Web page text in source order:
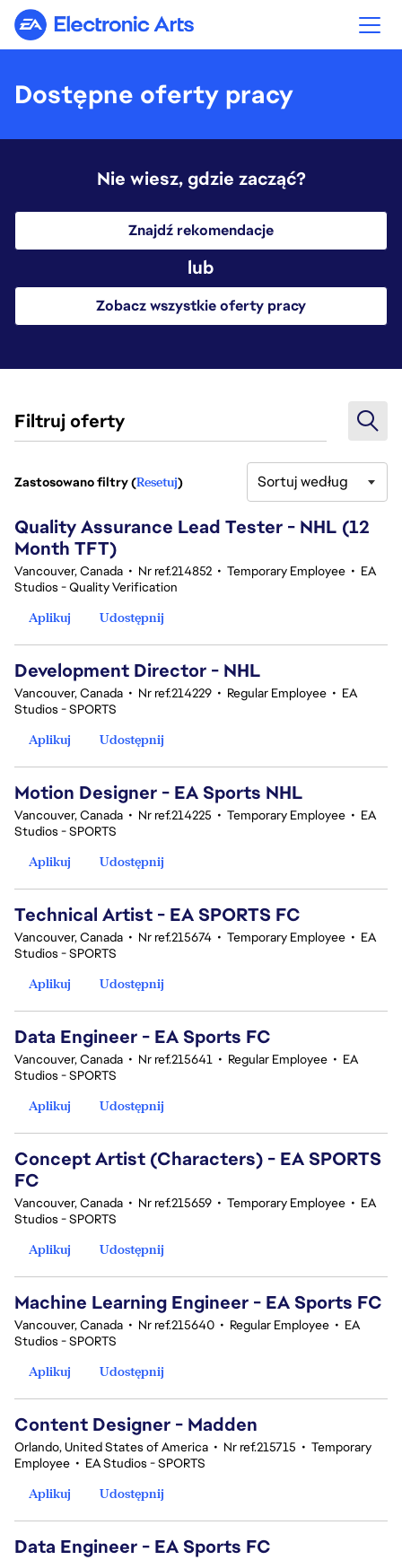
Electronic Arts
Dostępne oferty pracy
Nie wiesz, gdzie zacząć?
Znajdź rekomendacje
lub
Zobacz wszystkie oferty pracy
Filtruj oferty
1-20 z 25 Brak wyników
Zastosowano filtry (Resetuj) Sortuj według
Quality Assurance Lead Tester - NHL (12
Month TFT)
Vancouver, Canada • Nr ref.214852 • Temporary Employee • EA
Studios - Quality Verification
Aplikuj
Udostępnij
Development Director - NHL
Vancouver, Canada • Nr ref.214229 • Regular Employee • EA
Studios - SPORTS
Aplikuj
Udostępnij
Motion Designer - EA Sports NHL
Vancouver, Canada • Nr ref.214225 • Temporary Employee • EA
Studios - SPORTS
Aplikuj
Udostępnij
Technical Artist - EA SPORTS FC
Vancouver, Canada • Nr ref.215674 • Temporary Employee • EA
Studios - SPORTS
Aplikuj
Udostępnij
Data Engineer - EA Sports FC
Vancouver, Canada • Nr ref.215641 • Regular Employee • EA
Studios - SPORTS
Aplikuj
Udostępnij
Concept Artist (Characters) - EA SPORTS
FC
Vancouver, Canada • Nr ref.215659 • Temporary Employee • EA
Studios - SPORTS
Aplikuj
Udostępnij
Machine Learning Engineer - EA Sports FC
Vancouver, Canada • Nr ref.215640 • Regular Employee • EA
Studios - SPORTS
Aplikuj
Udostępnij
Content Designer - Madden
Orlando, United States of America • Nr ref.215715 • Temporary
Employee • EA Studios - SPORTS
Aplikuj
Udostępnij
Data Engineer - EA Sports FC